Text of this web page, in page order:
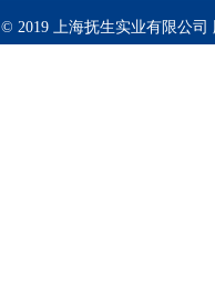
© 2019 上海抚生实业有限公司